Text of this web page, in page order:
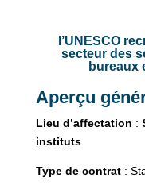
l’UNESCO
secteur des
bureaux
Aperçu
Lieu d’affectation :
instituts
Type de contrat: